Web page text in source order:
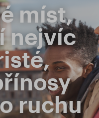
míst,
nejvíc
ruchu